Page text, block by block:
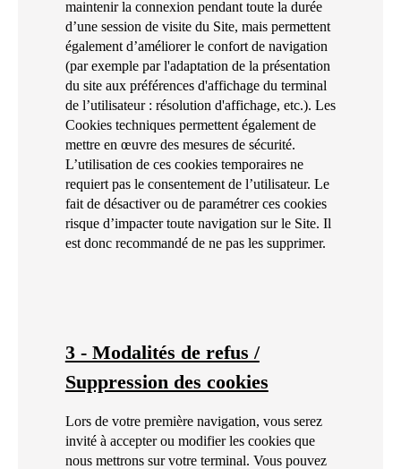
maintenir la connexion pendant toute la durée
d’une session de visite du Site, mais permettent
également d’améliorer le confort de navigation
(par exemple par l'adaptation de la présentation
du site aux préférences d'affichage du terminal
de l’utilisateur : résolution d'affichage, etc.). Les
Cookies techniques permettent également de
mettre en œuvre des mesures de sécurité.
L’utilisation de ces cookies temporaires ne
requiert pas le consentement de l’utilisateur. Le
fait de désactiver ou de paramétrer ces cookies
risque d’impacter toute navigation sur le Site. Il
est donc recommandé de ne pas les supprimer.
3 - Modalités de refus /
Suppression des cookies
Lors de votre première navigation, vous serez
invité à accepter ou modifier les cookies que
nous mettrons sur votre terminal. Vous pouvez